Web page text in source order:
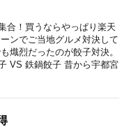
合！買うならやっぱり楽天
ンでご当地グルメ対決して
熾烈だったのが餃子対決。
VS 鉄鍋餃子 昔から宇都宮